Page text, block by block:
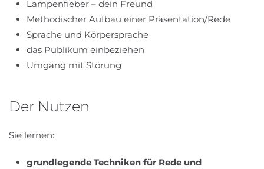
Lampenfieber – dein Freund
Methodischer Aufbau einer Präsentation/Rede
Sprache und Körpersprache
das Publikum einbeziehen
Umgang mit Störung
Der Nutzen
Sie lernen:
grundlegende Techniken für Rede und